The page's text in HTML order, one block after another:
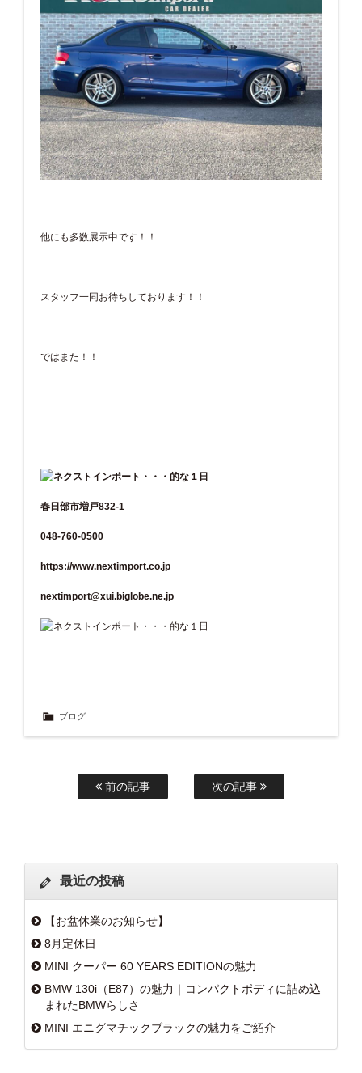
他にも多数展示中です！！
スタッフ一同お待ちしております！！
ではまた！！
春日部市増戸832-1
048-760-0500
https://www.nextimport.co.jp
nextimport@xui.biglobe.ne.jp
ブログ
前の記事 次の記事
最近の投稿
【お盆休業のお知らせ】
8月定休日
MINI クーパー 60 YEARS EDITIONの魅力
BMW 130i（E87）の魅力｜コンパクトボディに詰め込
まれたBMWらしさ
MINI エニグマチックブラックの魅力をご紹介